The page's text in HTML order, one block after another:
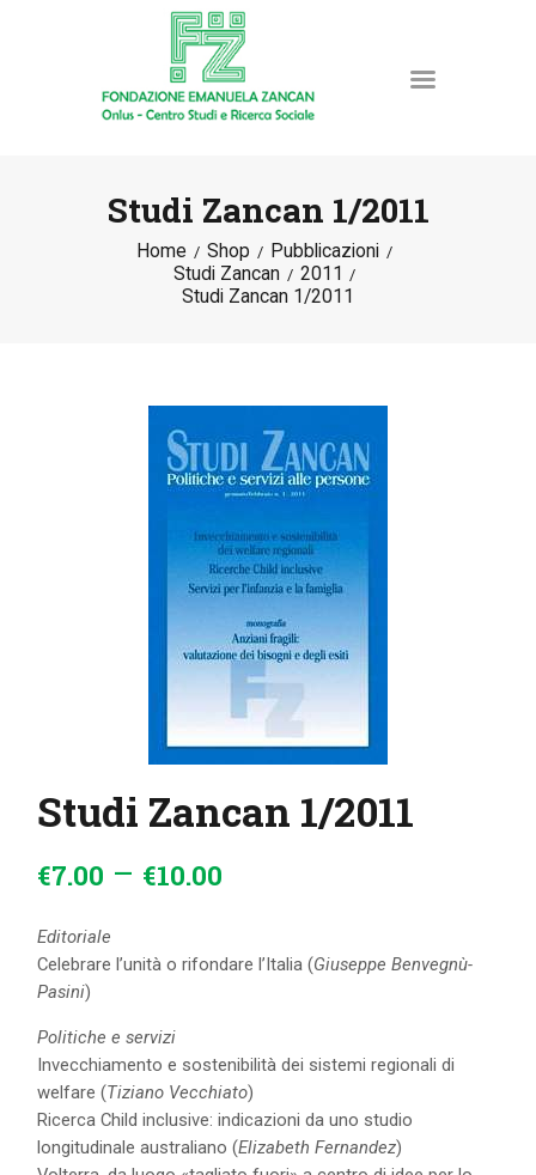
Studi Zancan 1/2011
Home Shop
Pubblicazioni
Studi Zancan
2011
Studi Zancan 1/2011
HOME
LA FONDAZIONE
RISORSE
DONA ORA
IL MIO ACCOUNT
CARRELLO
Studi Zancan 1/2011
€7.00 – €10.00
Editoriale
Celebrare l’unità o rifondare l’Italia (Giuseppe Benvegnù-
Pasini)
Politiche e servizi
Invecchiamento e sostenibilità dei sistemi regionali di
welfare (Tiziano Vecchiato)
Ricerca Child inclusive: indicazioni da uno studio
longitudinale australiano (Elizabeth Fernandez)